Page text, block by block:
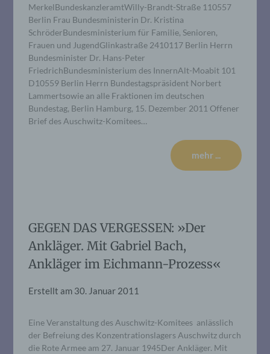
MerkelBundeskanzleramtWilly-Brandt-Straße 110557
Berlin Frau Bundesministerin Dr. Kristina
SchröderBundesministerium für Familie, Senioren,
Frauen und JugendGlinkastraße 2410117 Berlin Herrn
Bundesminister Dr. Hans-Peter
FriedrichBundesministerium des InnernAlt-Moabit 101
D10559 Berlin Herrn Bundestagspräsident Norbert
Lammertsowie an alle Fraktionen im deutschen
Bundestag, Berlin Hamburg, 15. Dezember 2011 Offener
Brief des Auschwitz-Komitees…
mehr ...
GEGEN DAS VERGESSEN: »Der
Ankläger. Mit Gabriel Bach,
Ankläger im Eichmann-Prozess«
Erstellt am 30. Januar 2011
Eine Veranstaltung des Auschwitz-Komitees anlässlich
der Befreiung des Konzentrationslagers Auschwitz durch
die Rote Armee am 27. Januar 1945Der Ankläger. Mit